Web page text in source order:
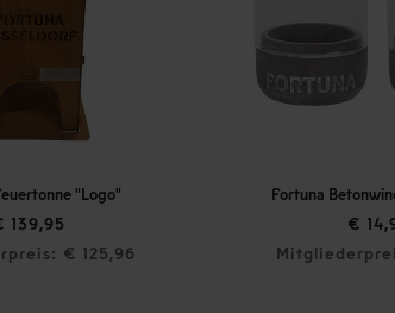
Fortuna Betonwindlicht 2er-Set
Mitgliederpreis: € 13,45